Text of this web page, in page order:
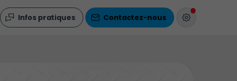
Infos pratiques Contactez-nous